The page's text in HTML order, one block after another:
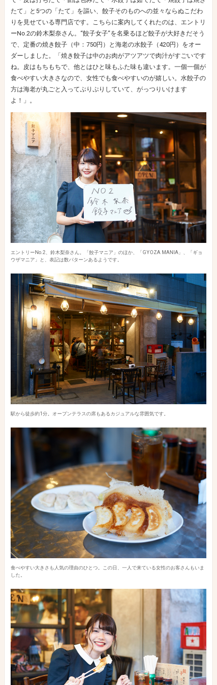
たて」と5つの「たて」を謳い、餃子そのものへの並々ならぬこだわ
りを見せている専門店です。こちらに案内してくれたのは、エントリ
ーNo.2の鈴木梨奈さん。“餃子女子”を名乗るほど餃子が大好きだそう
で、定番の焼き餃子（中：750円）と海老の水餃子（420円）をオー
ダーしました。「焼き餃子は中のお肉がアツアツで肉汁がすごいです
ね。皮はもちもちで、他とはひと味もふた味も違います。一個一個が
食べやすい大きさなので、女性でも食べやすいのが嬉しい。水餃子の
方は海老が丸ごと入ってぷりぷりしていて、がっつりいけます
よ！」。
エントリーNo.2、鈴木梨奈さん。「餃子マニア」のほか、「GYOZA MANIA」、「ギョ
ウザマニア」と、表記は数パターンあるようです。
駅から徒歩約1分。オープンテラスの席もあるカジュアルな雰囲気です。
食べやすい大きさも人気の理由のひとつ。この日、一人で来ている女性のお客さんもいま
した。